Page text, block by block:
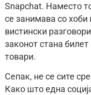
Snapchat. Наместо
се занимава со
вистински
законот стана билет
товари.
Сепак, не се сите
Како што една